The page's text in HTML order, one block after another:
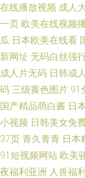
在线播放视频 成人
一页 欧美在线视频
瓜 日本欧美在线看
新网址 无码白丝强
成人片无码 日韩成
码 三级黄色图片 91
国产精品萌白酱 日
小视频 日韩美女免
37页 青久青青 日本
91短视频网站 欧美
夜福利亚洲 人兽福